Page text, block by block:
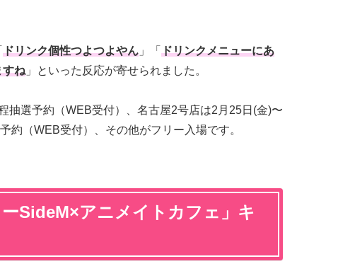
ドリンク個性つよつよやん 」「 ドリンクメニューにあ
すね」といった反応が寄せられました。
抽選予約（WEB受付）、名古屋2号店は2月25日(金)〜
約（WEB受付）、その他がフリー入場です。
ーSideM×アニメイトカフェ」キ